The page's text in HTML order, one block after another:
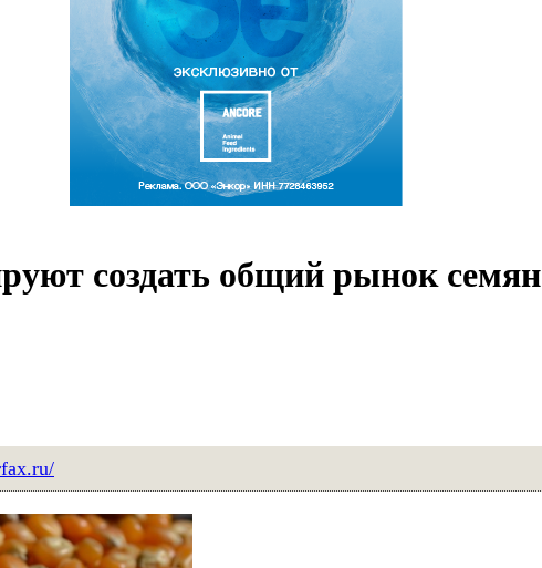
создать общий рынок семян